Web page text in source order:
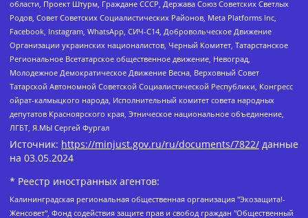
области, Проект Штурм, Граждане СССР, Держава Союз Советских Светлых
Родов, Совет Советских Социалистических Районов, Meta Platforms Inc,
Facebook, Instagram, WhatsApp, СИЧ-С14, Добровольческое Движение
Организации украинских националистов, Черный Комитет, Татарстанское
Региональное Всетатарское общественное движение, Невоград,
Молодежное Демократическое Движение Весна, Верховный Совет
Татарской Автономной Советской Социалистической Республики, Конгресс
ойрат-калмыцкого народа, Исполнительный комитет совета народных
депутатов Красноярского края, Этническое национальное объединение,
ЛГБТ, Я.МЫ Сергей Фургал
Источник: https://minjust.gov.ru/ru/documents/7822/ данные
на 03.05.2024
* Реестр иностранных агентов:
Калининградская региональная общественная организация "Экозащита!-Женсовет", Фонд содействия защите прав и свобод граждан "Общественный вердикт", Фонд "Институт Развития Свободы Информации", Частное учреждение "Информационное агентство МЕМО. РУ", Региональная общественная организация "Общественная комиссия по сохранению наследия академика Сахарова", Фонд поддержки свободы прессы, Санкт-Петербургская общественная правозащитная организация "Гражданский контроль", Межрегиональная общественная организация "Информационно-просветительский центр "Мемориал", Региональный Фонд "Центр Защиты Прав Средств Массовой Информации", с 05.12.2023 Фонд "Центр Защиты Прав Средств массовой информации", Региональная общественная благотворительная организация помощи беженцам и мигрантам "Гражданское содействие", Негосударственное образовательное учреждение дополнительного профессионального образования (повышение квалификации) специалистов "АКАДЕМИЯ ПО ПРАВАМ ЧЕЛОВЕКА", Свердловская региональная общественная организация "Сутяжник", Автономная некоммерческая организация "Центр независимых социологических исследований", Союз общественных объединений "Российский исследовательский центр по правам человека", Региональное общественное учреждение научно-информационный центр "МЕМОРИАЛ", Некоммерческая организация "Фонд защиты гласности", Автономная некоммерческая организация "Институт прав человека", Городская общественная организация "Екатеринбургское общество "МЕМОРИАЛ", Городская общественная организация "Рязанское историко-просветительское и правозащитное общество "Мемориал" (Рязанский Мемориал), Челябинский региональный орган общественной самодеятельности – женское общественное объединение "Женщины Евразии", Челябинский региональный орган общественной самодеятельности "Уральская правозащитная группа", Фонд содействия защите здоровья и социальной справедливости имени Андрея Рылькова, Автономная Некоммерческая Организация "Аналитический Центр Юрия Левады", Автономная некоммерческая организация социальной поддержки населения "Проект Апрель", Региональная общественная организация помощи женщинам и детям, находящимся в кризисной ситуации "Информационно-методический центр "Анна", Фонд содействия развитию массовых коммуникаций и правовому просвещению "Так-так-Так", Фонд содействия устойчивому развитию "Серебряная тайга", Свердловский региональный общественный фонд социальных проектов "Новое время", "Idel.Реалии", Кавказ.Реалии, Крым.Реалии, Телеканал Настоящее Время, Татаро-башкирская служба Радио Свобода (Azatliq Radiosi), Радио Свободная Европа/Радио Свобода (PCE/PC), "Сибирь.Реалии", "Фактограф", Благотворительный фонд помощи осужденным и их семьям, Автономная некоммерческая организация "Институт глобализации и социальных движений", Фонд "В защиту прав заключенных", Частное учреждение "Центр поддержки и содействия развитию средств массовой информации", Пензенский региональный общественный благотворительный фонд "Гражданский союз", "Север.Реалии", Некоммерческая организация Фонд "Правовая инициатива", Общество с ограниченной ответственностью "Радио Свободная Европа/Радио Свобода", Чешское информационное агентство "MEDIUM-ORIENT", Красноярская региональная общественная организация "Мы против СПИДа", Камалягин Денис Николаевич, Маркелов Сергей Евгеньевич, Пономарев Лев Александрович, Савицкая Людмила Алексеевна, Автономная некоммерческая организация "Центр по работе с проблемой насилия "НАСИЛИЮ.НЕТ", Межрегиональный профессиональный союз работников здравоохранения "Альянс врачей", Юридическое лицо, зарегистрированное в Латвийской Республике, SIA "Medusa Project" (регистрационный номер 40103797863, дата регистрации 10.06.2014), Некоммерческая организация "Фонд по борьбе с коррупцией", Автономная некоммерческая организация "Институт права и публичной политики", Баданин Роман Сергеевич, Гликин Максим Александрович, Железнова Мария Михайловна, Лукьянова Юлия Сергеевна, Маетная Елизавета Витальевна, Маняхин Петр Борисович, Чуракова Ольга Владимировна, Ярош Юлия Петровна, Юридическое лицо "The Insider SIA", зарегистрированное в Риге, Латвийская Республика (дата регистрации 26.06.2015), являющееся администратором доменного имени интернет-издания "The Insider SIA", https://theins.ru, Постернак Алексей Евгеньевич, Рубин Михаил Аркадьевич, Анин Роман Александрович, Юридическое лицо Istories fonds, зарегистрированное в Латвийской Республике (регистрационный номер 50008295751, дата регистрации 24.02.2020), Великовский Дмитрий Александрович, Долинина Ирина Николаевна, Мароховская Алеся Алексеевна, Шлейнов Роман Юрьевич, Шмагун Олеся Валентиновна, Общество с ограниченной ответственностью "Альтаир 2021", Общество с ограниченной ответственностью "Вега 2021", Общество с ограниченной ответственностью "Главный редактор 2021", Общество с ограниченной ответственностью "Ромашки монолит", Важенков Артем Валерьевич, Ивановская областная общественная организация "Центр гендерных исследований", Гурман Юрий Альбертович, Медиапроект "ОВД-Инфо", Егоров Владимир Владимирович, Жилинский Владимир Александрович, Общество с ограниченной ответственностью "ЗП", Иванова София Юрьевна, Карезина Инна Павловна, Кильтау Екатерина Викторовна, Петров Алексей Викторович, Пискунов Сергей Евгеньевич, Смирнов Сергей Сергеевич, Тихонов Михаил Сергеевич, Общество с ограниченной ответственностью "ЖУРНАЛИСТ-ИНОСТРАННЫЙ АГЕНТ", Арапова Галина Юрьевна, Вольтская Татьяна Анатольевна, Американская компания "Mason G.E.S. Anonymous Foundation" (США), являющаяся владельцем интернет-издания https://mnews.world/, Компания "Stichting Bellingcat", зарегистрированная в Нидерландах (дата регистрации 11.07.2018), Захаров Андрей Вячеславович, Клепиковская Екатерина Дмитриевна, Общество с ограниченной ответственностью "МЕМО", Перл Роман Александрович, Симонов Евгений Алексеевич, Соловьева Елена Анатольевна, Сотников Даниил Владимирович, Сурначева Елизавета Дмитриевна, Автономная некоммерческая организация по защите прав человека и информированию населения "Якутия – Наше Мнение", Общество с ограниченной ответственностью "Москоу диджитал медиа", с 26.01.2023 Общество с ограниченной ответственностью "Чайка Белые сады", Ветошкина Валерия Валерьевна, Заговора Максим Александрович, Межрегиональное общественное движение "Российская ЛГБТ - сеть", Оленичев Максим Владимирович, Павлов Иван Юрьевич, Скворцова Елена Сергеевна, Общество с ограниченной ответственностью "Как бы инагент", Кочетков Игорь Викторович, Общество с ограниченной ответственностью "Честные выборы", Еланчик Олег Александрович, Общество с ограниченной ответственностью "Нобелевский призыв", Гималова Регина Эмилевна, Григорьев Андрей Валерьевич, Григорьева Алина Александровна, Ассоциация по содействию защите прав призывников, альтернативнослужащих и военнослужащих "Правозащитная группа "Гражданин.Армия.Право", Хисамова Регина Фаритовна, Автономная некоммерческая организация по реализации социально-правовых программ "Лилит", Дальневосточное общественное движение "Маяк", Санкт-Петербургская ЛГБТ-инициативная группа "Выход", Инициативная группа ЛГБТ+ "Реверс", Алексеев Андрей Викторович, Бекбулатова Таисия Львовна, Беляев Иван Михайлович, Владыкина Елена Сергеевна, Гельман Марат Александрович, Никульшина Вероника Юрьевна, Толоконникова Надежда Андреевна, Шендерович Виктор Анатольевич, Общество с ограниченной ответственностью "Данное сообщение", Общество с ограниченной ответственностью Издательский дом "Новая глава", Айнбиндер Александра Александровна, Московский комьюнити-центр для ЛГБТ+инициатив, Благотворительный фонд развития филантропии, Deutsche Welle (Германия, Kurt-Schumacher-Strasse 3, 53113 Bonn), Борзунова Мария Михайловна, Воробьев Виктор Викторович, Голубева Анна Львовна, Константинова Алла Михайловна, Малкова Ирина Владимировна, Мурадов Мурад Абдулгалимович, Осетинская Елизавета Николаевна, Понасенков Евгений Николаевич, Ганапольский Матвей Юрьевич, Киселев Евгений Алексеевич, Борухович Ирина Григорьевна, Дремин Иван Тимофеевич, Дубровский Дмитрий Викторович, Красноярская региональная общественная организация поддержки и развития альтернативных образовательных технологий и межкультурных коммуникаций "ИНТЕРРА", Маяковская Екатерина Алексеевна, Фейгин Марк Захарович, Филимонов Андрей Викторович, Дзугкоева Регина Николаевна, Доброхотов Роман Александрович, Дудь Юрий Александрович, Елкин Сергей Владимирович, Кругликов Кирилл Игоревич, Сабунаева Мария Леонидовна, Семенов Алексей Владимирович, Шаинян Карен Багратович, Шульман Екатерина Михайловна, Асафьев Артур Валерьевич, Вахштайн Виктор Семенович, Венедиктов Алексей Алексеевич, Лушникова Екатерина Евгеньевна, Волков Леонид Михайлович, Невзоров Александр Глебович, Пархоменко Сергей Борисович, Сироткин Ярослав Николаевич, Кара-Мурза Владимир Владимирович, Баранова Наталья Владимировна, Гозман Леонид Яковлевич, Кагарлицкий Борис Юльевич, Климарев Михаил Валерьевич, Милов Владимир Станиславович, Автономная некоммерческая организация Краснодарский центр современного искусства "Типография", Моргенштерн Алишер Тагирович, Соболь Любовь Эдуардовна, Общество с ограниченной ответственностью "ЛИЗА НОРМ", Каспаров Гарри Кимович, Ходорковский Михаил Борисович, Общество с ограниченной ответственностью "Апрельские тезисы", Данилович Ирина Брониславовна, Кашин Олег Владимирович, Петров Николай Владимирович, Пивоваров Алексей Владимирович, Соколов Михаил Владимирович, Цветкова Юлия Владимировна, Чичваркин Евгений Александрович, Комитет против пыток/Команда против пыток, Общество с ограниченной ответственностью "Первый научный", Общество с ограниченной ответственностью "Вертолет и ко", Белоцерковская Вероника Борисовна, Кац Максим Евгеньевич, Лазарева Татьяна Юрьевна, Шаведдинов Руслан Табризович, Яшин Илья Валерьевич, Общество с ограниченной ответственностью "Иноагент ААВ", Алешковский Дмитрий Петрович, Альбац Евгения Марковна, Быков Дмитрий Львович, Галямина Юлия Евгеньевна, Лойко Сергей Леонидович, Мартынов Кирилл Константинович, Медведев Сергей Александрович, Крашенинников Федор Геннадиевич, Гордеева Катерина Вл